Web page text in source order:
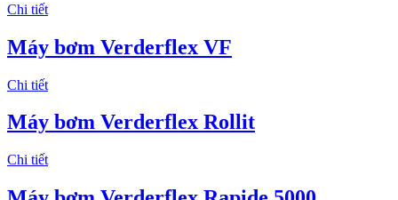
Chi tiết
Máy bơm Verderflex VF
Chi tiết
Máy bơm Verderflex Rollit
Chi tiết